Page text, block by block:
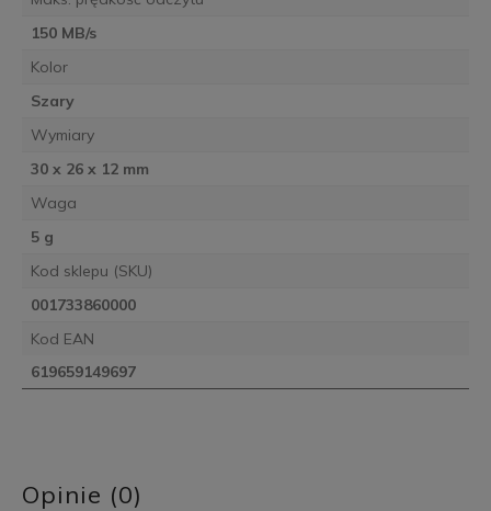
150 MB/s
Kolor
Szary
Wymiary
30 x 26 x 12 mm
Waga
5 g
Kod sklepu (SKU)
001733860000
Kod EAN
619659149697
Opinie (0)